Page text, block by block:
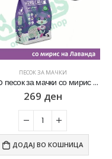
ПЕСОК ЗА МАЧКИ
Hero песок за мачки со мирис на Лаванда [Вреќичка 5Л]
269 ден
ДОДАЈ ВО КОШНИЦА